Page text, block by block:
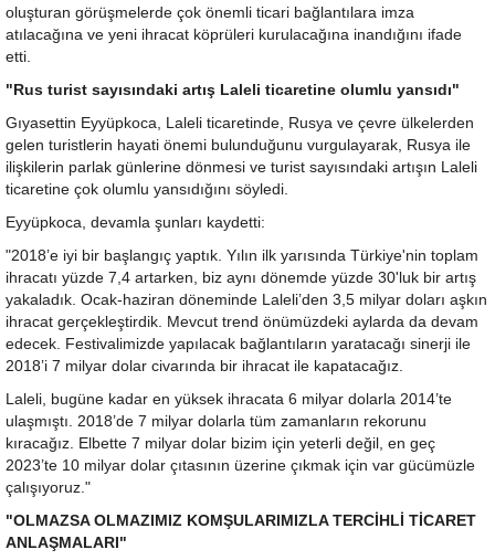
oluşturan görüşmelerde çok önemli ticari bağlantılara imza
atılacağına ve yeni ihracat köprüleri kurulacağına inandığını ifade
etti.
"Rus turist sayısındaki artış Laleli ticaretine olumlu yansıdı"
Gıyasettin Eyyüpkoca, Laleli ticaretinde, Rusya ve çevre ülkelerden
gelen turistlerin hayati önemi bulunduğunu vurgulayarak, Rusya ile
ilişkilerin parlak günlerine dönmesi ve turist sayısındaki artışın Laleli
ticaretine çok olumlu yansıdığını söyledi.
Eyyüpkoca, devamla şunları kaydetti:
"2018’e iyi bir başlangıç yaptık. Yılın ilk yarısında Türkiye'nin toplam
ihracatı yüzde 7,4 artarken, biz aynı dönemde yüzde 30'luk bir artış
yakaladık. Ocak-haziran döneminde Laleli’den 3,5 milyar doları aşkın
ihracat gerçekleştirdik. Mevcut trend önümüzdeki aylarda da devam
edecek. Festivalimizde yapılacak bağlantıların yaratacağı sinerji ile
2018’i 7 milyar dolar civarında bir ihracat ile kapatacağız.
Laleli, bugüne kadar en yüksek ihracata 6 milyar dolarla 2014’te
ulaşmıştı. 2018’de 7 milyar dolarla tüm zamanların rekorunu
kıracağız. Elbette 7 milyar dolar bizim için yeterli değil, en geç
2023’te 10 milyar dolar çıtasının üzerine çıkmak için var gücümüzle
çalışıyoruz."
"OLMAZSA OLMAZIMIZ KOMŞULARIMIZLA TERCİHLİ TİCARET
ANLAŞMALARI"